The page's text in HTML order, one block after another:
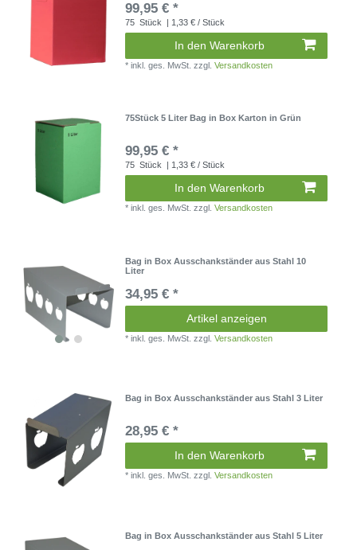
99,95 € *
75 Stück | 1,33 € / Stück
In den Warenkorb
*inkl. ges. MwSt. zzgl.Versandkosten
75Stück 5 Liter Bag in Box Karton in Grün
99,95 € *
75 Stück | 1,33 € / Stück
In den Warenkorb
*inkl. ges. MwSt. zzgl.Versandkosten
Bag in Box Ausschankständer aus Stahl 10
Liter
34,95 € *
Artikel anzeigen
*inkl. ges. MwSt. zzgl.Versandkosten
Bag in Box Ausschankständer aus Stahl 3 Liter
28,95 € *
In den Warenkorb
*inkl. ges. MwSt. zzgl.Versandkosten
Bag in Box Ausschankständer aus Stahl 5 Liter